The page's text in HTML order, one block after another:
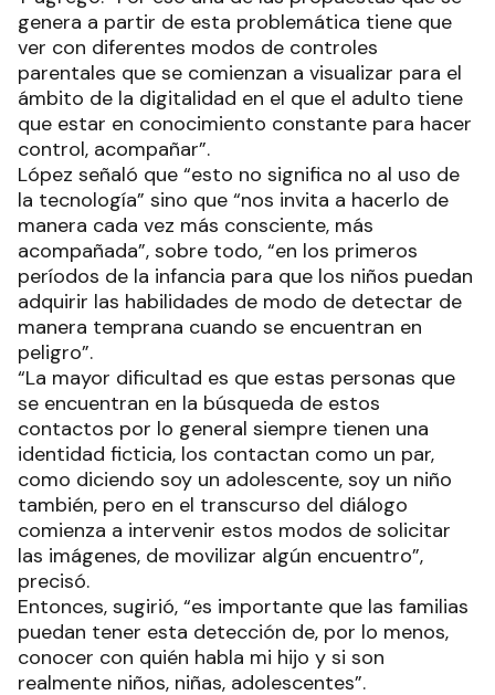
genera a partir de esta problemática tiene que
ver con diferentes modos de controles
parentales que se comienzan a visualizar para el
ámbito de la digitalidad en el que el adulto tiene
que estar en conocimiento constante para hacer
control, acompañar”.
López señaló que “esto no significa no al uso de
la tecnología” sino que “nos invita a hacerlo de
manera cada vez más consciente, más
acompañada”, sobre todo, “en los primeros
períodos de la infancia para que los niños puedan
adquirir las habilidades de modo de detectar de
manera temprana cuando se encuentran en
peligro”.
“La mayor dificultad es que estas personas que
se encuentran en la búsqueda de estos
contactos por lo general siempre tienen una
identidad ficticia, los contactan como un par,
como diciendo soy un adolescente, soy un niño
también, pero en el transcurso del diálogo
comienza a intervenir estos modos de solicitar
las imágenes, de movilizar algún encuentro”,
precisó.
Entonces, sugirió, “es importante que las familias
puedan tener esta detección de, por lo menos,
conocer con quién habla mi hijo y si son
realmente niños, niñas, adolescentes”.